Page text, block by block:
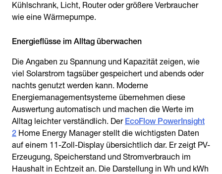
Kühlschrank, Licht, Router oder größere Verbraucher
wie eine Wärmepumpe.
Energieflüsse im Alltag überwachen
Die Angaben zu Spannung und Kapazität zeigen, wie
viel Solarstrom tagsüber gespeichert und abends oder
nachts genutzt werden kann. Moderne
Energiemanagementsysteme übernehmen diese
Auswertung automatisch und machen die Werte im
Alltag leichter verständlich. Der EcoFlow PowerInsight
2 Home Energy Manager stellt die wichtigsten Daten
auf einem 11-Zoll-Display übersichtlich dar. Er zeigt PV-
Erzeugung, Speicherstand und Stromverbrauch im
Haushalt in Echtzeit an. Die Darstellung in Wh und kWh